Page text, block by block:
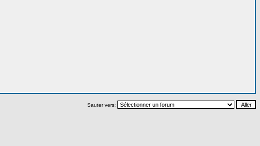
Sauter vers: